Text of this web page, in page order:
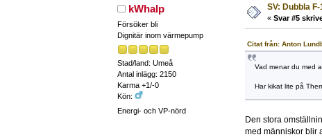
kWhalp
Försöker bli
Dignitär inom värmepump
Stad/land: Umeå
Antal inlägg: 2150
Karma +1/-0
Kön:
Energi- och VP-nörd
SV: Dubbla
« Svar #5
Citat från: Anton
Vad menar du med
Har kikat lite på
Den stora
med människor blir